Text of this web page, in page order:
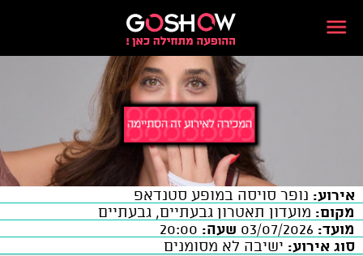
אירוע: נופר סויסה במופע סטנדאפ
מקום: מועדון תאטרון גבעתיים, גבעתיים
מועד:
שעה:
סוג אירוע: ישיבה לא מסומנים